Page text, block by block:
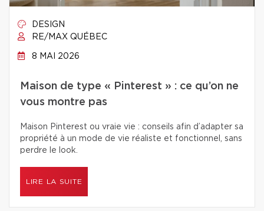
DESIGN
RE/MAX QUÉBEC
8 MAI 2026
Maison de type « Pinterest » : ce qu’on ne
vous montre pas
Maison Pinterest ou vraie vie : conseils afin d’adapter sa
propriété à un mode de vie réaliste et fonctionnel, sans
perdre le look.
LIRE LA SUITE